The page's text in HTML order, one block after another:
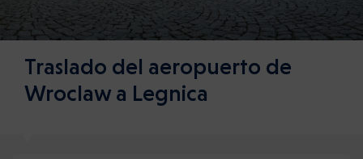
Traslado del aeropuerto de
Wroclaw a Legnica